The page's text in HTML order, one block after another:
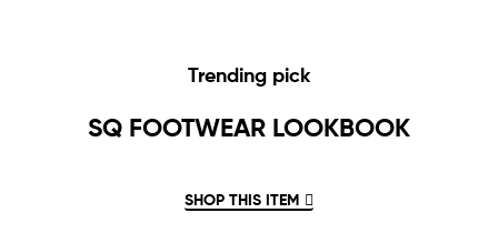
Trending pick
SQ FOOTWEAR LOOKBOOK
SHOP THIS ITEM